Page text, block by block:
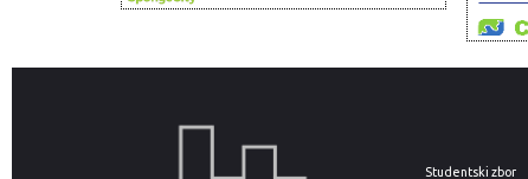
Studentski zbor